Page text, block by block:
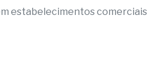
estabelecimentos comerciais